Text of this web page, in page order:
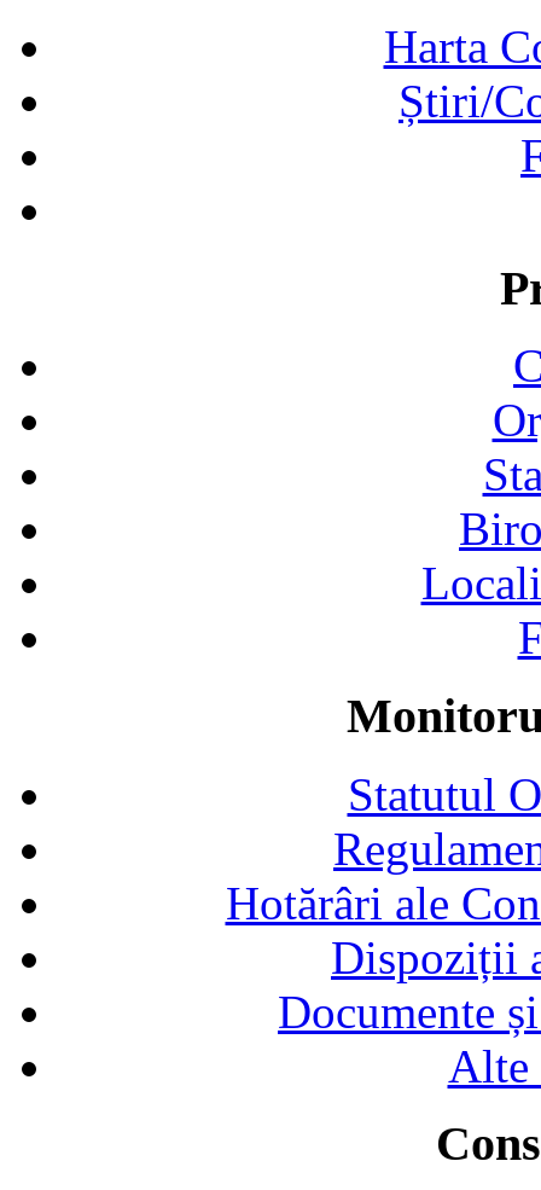
Harta
Știri/
Statutul
Hotărâri ale
Dispoziții
Documente
Alte